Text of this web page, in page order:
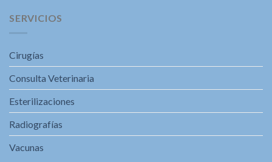
SERVICIOS
Cirugías
Consulta Veterinaria
Esterilizaciones
Radiografías
Vacunas